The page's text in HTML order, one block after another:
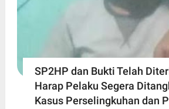
SP2HP dan Bukti Telah
Harap Pelaku Segera
Kasus Perselingkuhan dan